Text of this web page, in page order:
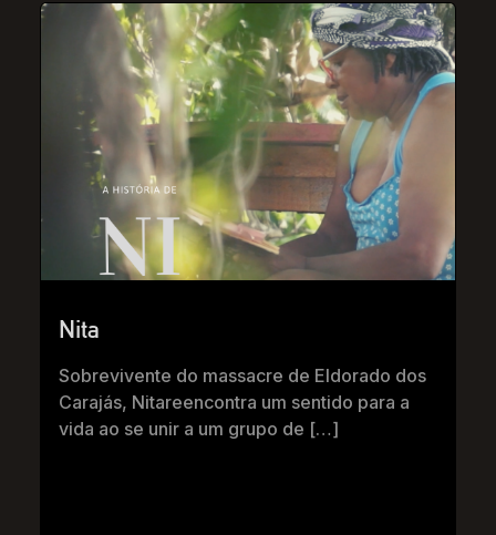
Nita
Sobrevivente do massacre de Eldorado dos
Carajás, Nitareencontra um sentido para a
vida ao se unir a um grupo de […]